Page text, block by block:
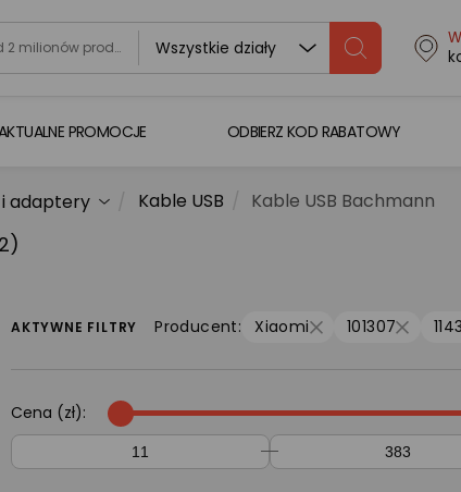
Wszystkie działy
PROMOCJE ODBIERZ KOD RABATOWY
adaptery Kable USB Kable USB Bachmann
AKTYWNE FILTRY Producent: Xiaomi 101307
Cena (zł):